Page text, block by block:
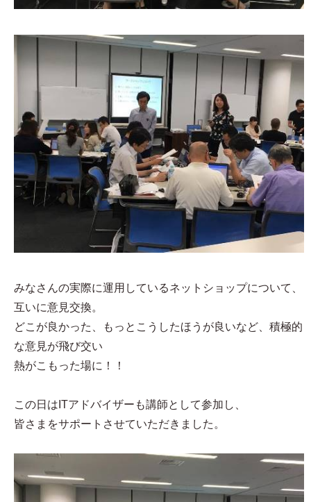
みなさんの実際に運用しているネットショップについて、
互いに意見交換。
どこが良かった、もっとこうしたほうが良いなど、積極的
な意見が飛び交い
熱がこもった場に！！
この日はITアドバイザーも講師として参加し、
皆さまをサポートさせていただきました。